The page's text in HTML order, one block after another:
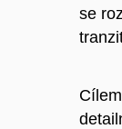
se